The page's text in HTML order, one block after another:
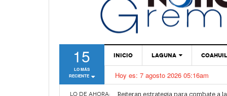
15
LO MÁS
RECIENTE
INICIO LAGUNA
TORREÓN
GÓMEZ PALACIO
Hoy es: 7 agosto 2026 05:16am
LO DE AHORA:
Alertan por plaga de garrapatas en